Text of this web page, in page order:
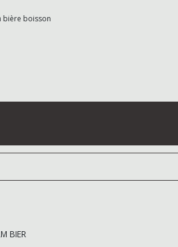
bière boisson
BIER